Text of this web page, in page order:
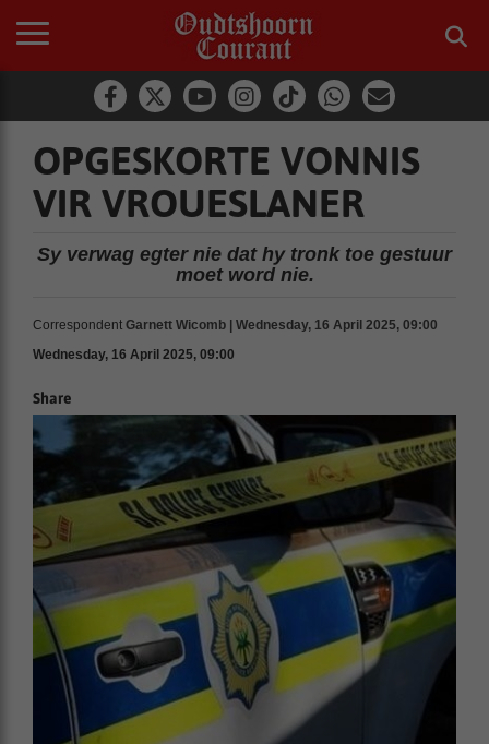
OPGESKORTE VONNIS
VIR VROUESLANER
Sy verwag egter nie dat hy tronk toe gestuur
moet word nie.
Correspondent Garnett Wicomb | Wednesday, 16 April 2025, 09:00
Wednesday, 16 April 2025, 09:00
Share